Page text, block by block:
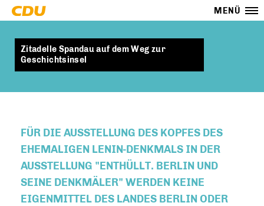
MENÜ
Zitadelle Spandau auf dem Weg zur
Geschichtsinsel
FÜR DIE AUSSTELLUNG DES KOPFES DES
EHEMALIGEN LENIN-DENKMALS IN DER
AUSSTELLUNG "ENTHÜLLT. BERLIN UND
SEINE DENKMÄLER" WERDEN KEINE
EIGENMITTEL DES LANDES BERLIN ODER